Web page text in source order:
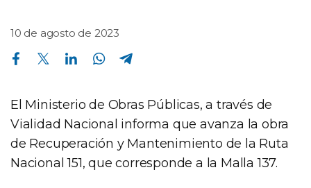
10 de agosto de 2023
Compartir en Facebook Compartir en Twitter Compartir en Linkedin Compartir en Whatsapp
El Ministerio de Obras Públicas, a través de
Vialidad Nacional informa que avanza la obra
de Recuperación y Mantenimiento de la Ruta
Nacional 151, que corresponde a la Malla 137.